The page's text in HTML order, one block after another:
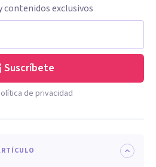
contenidos exclusivos
Suscríbete
de privacidad